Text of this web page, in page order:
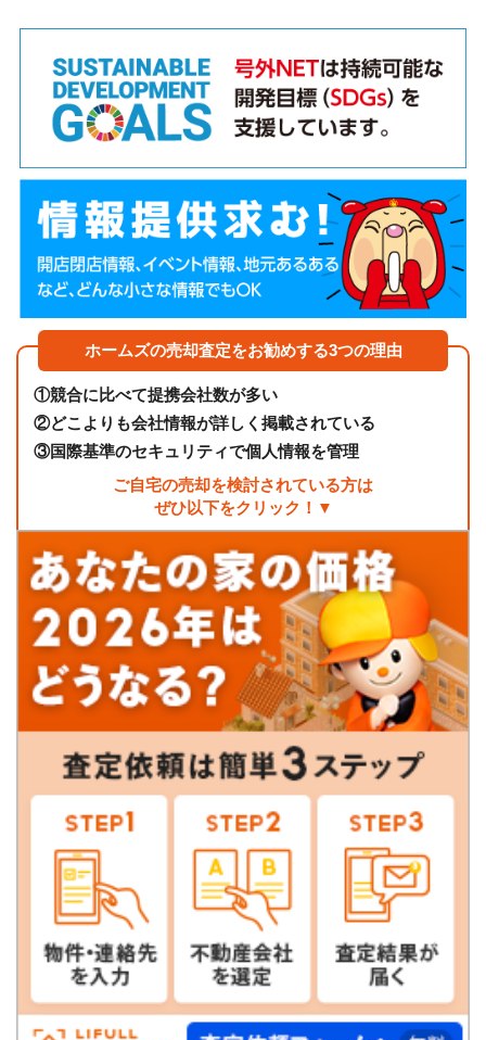
ホームズの売却査定をお勧めする3つの理由
①競合に比べて提携会社数が多い
②どこよりも会社情報が詳しく掲載されている
③国際基準のセキュリティで個人情報を管理
ご自宅の売却を検討されている方は
ぜひ以下をクリック！▼